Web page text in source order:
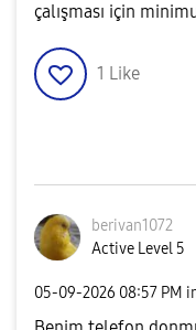
çalışması için
1 Like
berivan1072
Active Level 5
‎05-09-2026 08:57 PM